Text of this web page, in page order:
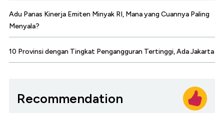
Adu Panas Kinerja Emiten Minyak RI, Mana yang Cuannya Paling
Menyala?
10 Provinsi dengan Tingkat Pengangguran Tertinggi, Ada Jakarta
Recommendation